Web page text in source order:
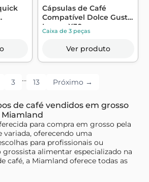
Cápsulas de Café
Compatível Dolce Gusto
Caixa de 3 peças
Ver produto
3 … 13 Próximo →
de café vendidos em grosso
para compra em grosso pela
variada, oferecendo uma
para profissionais ou
grossista alimentar especializado na
café, a Miamland oferece todas as